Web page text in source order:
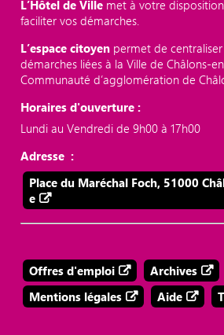
L’Hôtel de Ville met à votre
faciliter vos démarches.
L’espace citoyen permet de centraliser
démarches liées à la Ville de Châlons-
Communauté d’agglomération de
Horaires d'ouverture :
Lundi au Vendredi de 9h00 à 17h00
Adresse :
Place du Maréchal Foch, 51000
e
Offres d'emploi Archives
Mentions légales
Aide